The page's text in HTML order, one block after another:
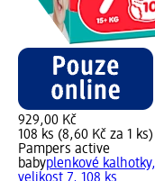
929,00 Kč
108 ks (8,60 Kč za 1 ks)
Pampers active
babyplenkové kalhotky,
velikost 7, 108 ks